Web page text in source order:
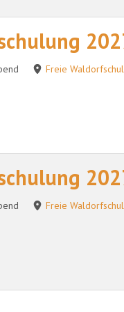
Freie
Freie